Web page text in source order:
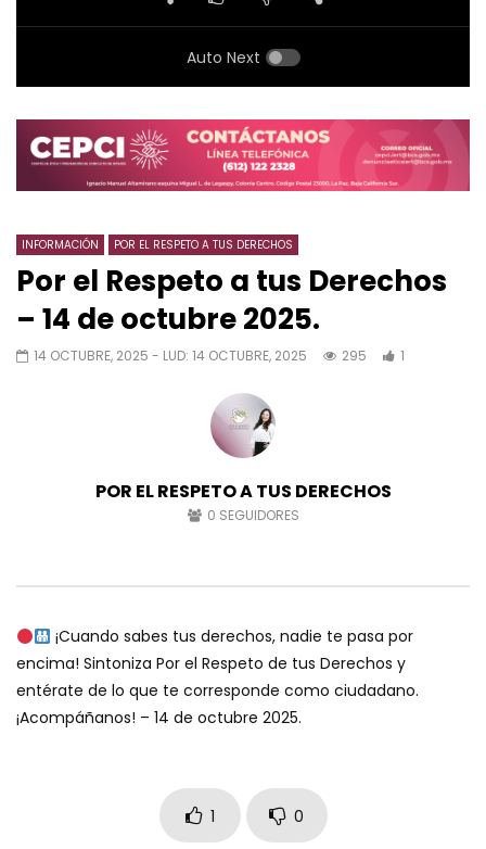
Auto Next
INFORMACIÓN POR EL RESPETO A TUS DERECHOS
Por el Respeto a tus Derechos
– 14 de octubre 2025.
14 OCTUBRE, 2025 - LUD: 14 OCTUBRE, 2025 295 1
POR EL RESPETO A TUS DERECHOS
0 SEGUIDORES
¡Cuando sabes tus derechos, nadie te pasa por
encima! Sintoniza Por el Respeto de tus Derechos y
entérate de lo que te corresponde como ciudadano.
¡Acompáñanos! – 14 de octubre 2025.
1 0